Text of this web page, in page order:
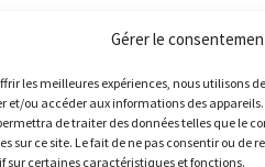
Gérer le
les meilleures expériences, nous utilisons
et/ou accéder aux informations des
de traiter des données telles que le
sur ce site. Le fait de ne pas consentir ou de
sur certaines caractéristiques et fonctions.
Politique de
Politique de
Nous